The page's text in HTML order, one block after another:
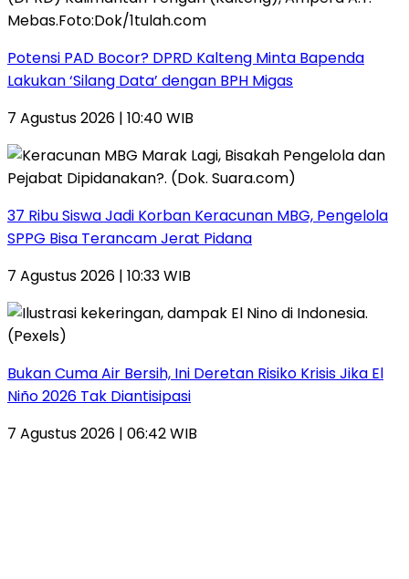
Potensi PAD Bocor? DPRD Kalteng Minta Bapenda
Lakukan ‘Silang Data’ dengan BPH Migas
7 Agustus 2026 | 10:40 WIB
37 Ribu Siswa Jadi Korban Keracunan MBG, Pengelola
SPPG Bisa Terancam Jerat Pidana
7 Agustus 2026 | 10:33 WIB
Bukan Cuma Air Bersih, Ini Deretan Risiko Krisis Jika El
Niño 2026 Tak Diantisipasi
7 Agustus 2026 | 06:42 WIB